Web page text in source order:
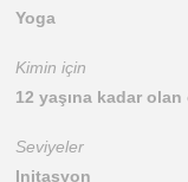
Yoga
Kimin için
12 yaşına kadar
Seviyeler
Initasyon